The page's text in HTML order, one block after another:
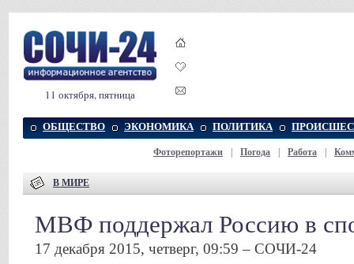
11 октября, пятница
ОБЩЕСТВО ЭКОНОМИКА ПОЛИТИКА
Фоторепортажи Погода Работа
В МИРЕ
МВФ поддержал Россию в
17 декабря 2015, четверг, 09:59 – СОЧИ-24